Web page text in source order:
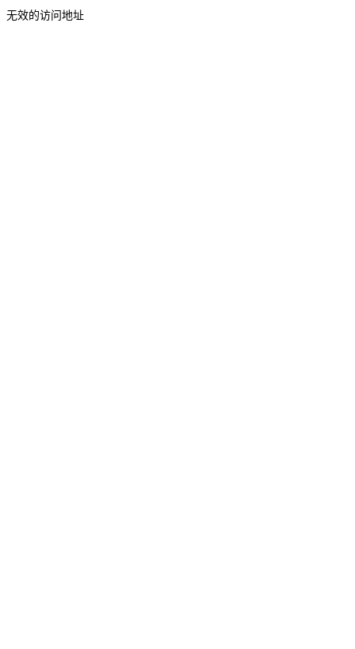
无效的访问地址